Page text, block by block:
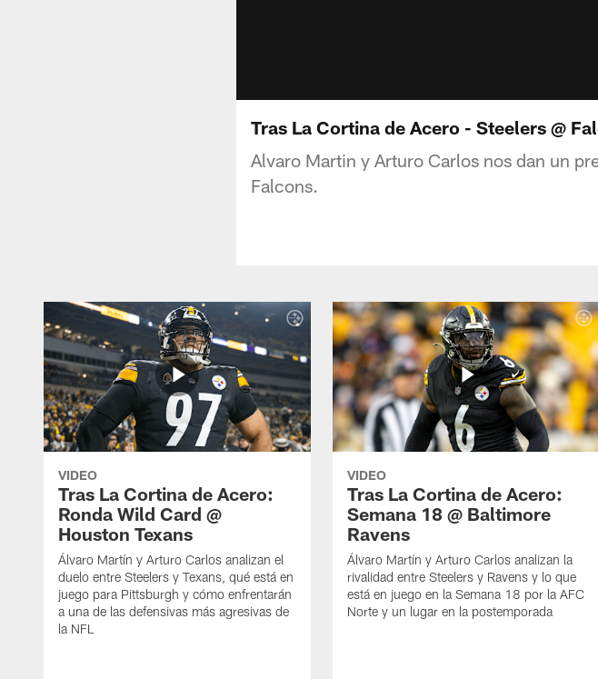
Tras La Cortina de Acero - Steelers @
Alvaro Martin y Arturo Carlos nos dan un
Falcons.
VIDEO
Tras La Cortina de Acero:
Ronda Wild Card @
Houston Texans
Álvaro Martín y Arturo Carlos analizan el
duelo entre Steelers y Texans, qué está en
juego para Pittsburgh y cómo enfrentarán
a una de las defensivas más agresivas de
la NFL
VIDEO
Tras La Cortina de Acero:
Semana 18 @ Baltimore
Ravens
Álvaro Martín y Arturo Carlos analizan la
rivalidad entre Steelers y Ravens y lo que
está en juego en la Semana 18 por la AFC
Norte y un lugar en la postemporada